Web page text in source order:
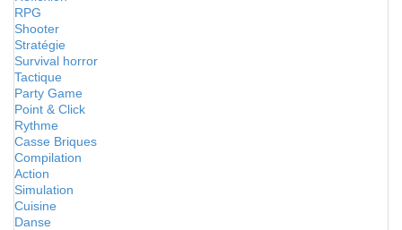
RPG
Shooter
Stratégie
Survival horror
Tactique
Party Game
Point & Click
Rythme
Casse Briques
Compilation
Action
Simulation
Cuisine
Danse